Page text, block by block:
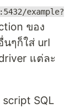
example?
ของ
นๆก็ใส่ url
แต่ละ
SQL